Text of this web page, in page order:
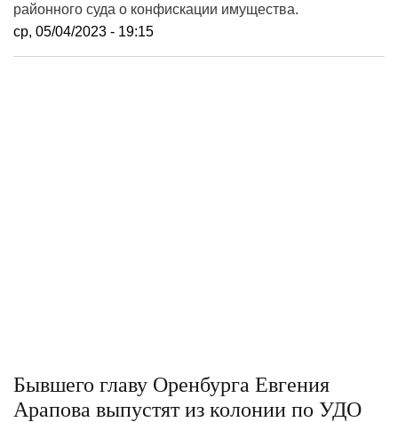
районного суда о конфискации имущества.
ср, 05/04/2023 - 19:15
Бывшего главу Оренбурга Евгения
Арапова выпустят из колонии по УДО